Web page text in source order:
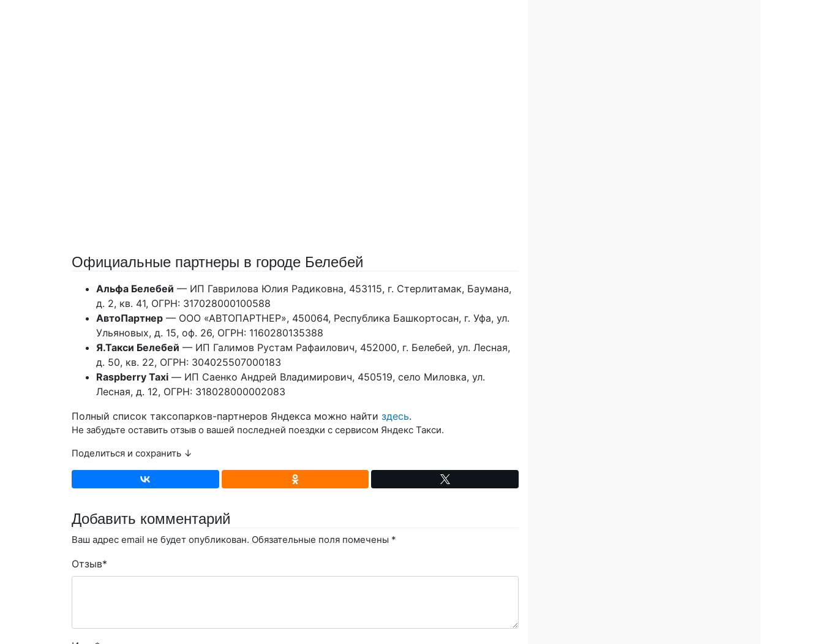
Официальные партнеры в городе Белебей
Альфа Белебей — ИП Гаврилова Юлия Радиковна, 453115, г. Стерлитамак, Баумана,
д. 2, кв. 41, ОГРН: 317028000100588
АвтоПартнер — ООО «АВТОПАРТНЕР», 450064, Республика Башкортосан, г. Уфа, ул.
Ульяновых, д. 15, оф. 26, ОГРН: 1160280135388
Я.Такси Белебей — ИП Галимов Рустам Рафаилович, 452000, г. Белебей, ул. Лесная,
д. 50, кв. 22, ОГРН: 304025507000183
Raspberry Taxi — ИП Саенко Андрей Владимирович, 450519, село Миловка, ул.
Лесная, д. 12, ОГРН: 318028000002083
Полный список таксопарков-партнеров Яндекса можно найти здесь.
Не забудьте оставить отзыв о вашей последней поездки с сервисом Яндекс Такси.
Поделиться и сохранить ↓
Добавить комментарий
Ваш адрес email не будет опубликован. Обязательные поля помечены *
Отзыв*